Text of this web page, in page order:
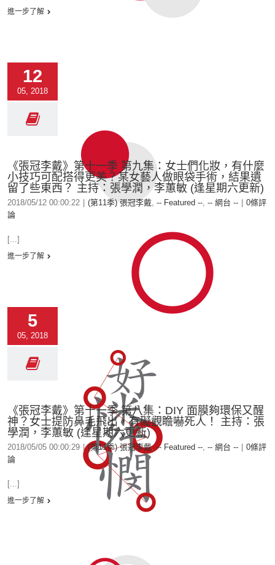
進一步了解
12
05, 2018
《張冠李戴》第十一季 第九集：女士們化妝，有什麼
小技巧可配搭得更美？某女藝人做眼袋手術，結果遺
留了些東西？ 主持：張學潤，李蕙敏 (逢星期六更新)
2018/05/12 00:00:22 (第11季) 張冠李戴, -- Featured --, -- 網台 --
0條評
論
[...]
進一步了解
5
05, 2018
《張冠李戴》第十一季 第八集：DIY 面膜夠環保又醒
神？女士提防鼻毛飛出，有礙觀瞻嚇死人！ 主持：張
學潤，李蕙敏 (逢星期六更新)
2018/05/05 00:00:29 | (第11季) 張冠李戴, -- Featured --, -- 網台 --
0條評
論
[...]
進一步了解